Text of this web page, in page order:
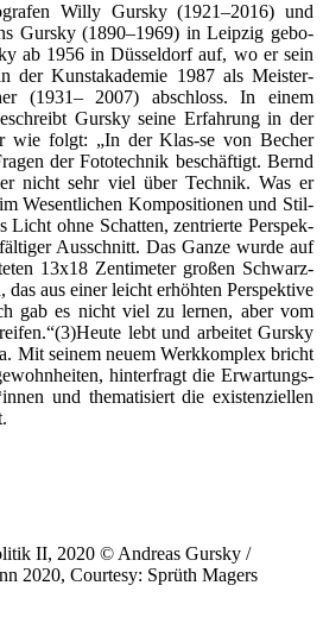
Wil­ly Gurs­ky (1921–2016) und
Gurs­ky (1890–1969) in Leip­zig gebo­
ab 1956 in Düs­sel­dorf auf, wo er sein
der Kunst­aka­de­mie 1987 als Meis­ter­
(1931– 2007) abschloss. In einem
Gurs­ky sei­ne Erfah­rung in der
wie folgt: „In der Klas-se von Becher
der Foto­tech­nik beschäf­tigt. Bernd
nicht sehr viel über Tech­nik. Was er
Wesent­li­chen Kom­po­si­tio­nen und Stil­
Licht ohne Schat­ten, zen­trier­te Per­spek­
Aus­schnitt. Das Gan­ze wur­de auf
13x18 Zen­ti­me­ter gro­ßen Schwarz-
aus einer leicht erhöh­ten Per­spek­ti­ve
gab es nicht viel zu ler­nen, aber vom
lebt und arbei­tet Gurs­ky
Mit sei­nem neu­em Werk­kom­plex bricht
hin­ter­fragt die Erwar­tungs­
und the­ma­ti­siert die exis­ten­zi­el­len
II, 2020 © Andre­as Gurs­ky /
2020, Cour­te­sy: Sprüth Magers